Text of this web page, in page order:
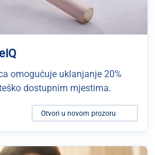
omogućuje uklanjanje 20%
dostupnim mjestima.
Otvori u novom prozoru